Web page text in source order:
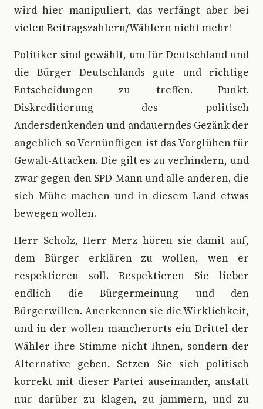
wird hier manipuliert, das verfängt aber bei
vielen Beitragszahlern/Wählern nicht mehr!
Politiker sind gewählt, um für Deutschland und
die Bürger Deutschlands gute und richtige
Entscheidungen zu treffen. Punkt.
Diskreditierung des politisch
Andersdenkenden und andauerndes Gezänk der
angeblich so Vernünftigen ist das Vorglühen für
Gewalt-Attacken. Die gilt es zu verhindern, und
zwar gegen den SPD-Mann und alle anderen, die
sich Mühe machen und in diesem Land etwas
bewegen wollen.
Herr Scholz, Herr Merz hören sie damit auf,
dem Bürger erklären zu wollen, wen er
respektieren soll. Respektieren Sie lieber
endlich die Bürgermeinung und den
Bürgerwillen. Anerkennen sie die Wirklichkeit,
und in der wollen mancherorts ein Drittel der
Wähler ihre Stimme nicht Ihnen, sondern der
Alternative geben. Setzen Sie sich politisch
korrekt mit dieser Partei auseinander, anstatt
nur darüber zu klagen, zu jammern, und zu